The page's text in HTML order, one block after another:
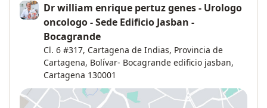
Dr william enrique pertuz genes - Urologo
oncologo - Sede Edificio Jasban -
Bocagrande
Cl. 6 #317, Cartagena de Indias, Provincia de
Cartagena, Bolívar- Bocagrande edificio jasban,
Cartagena 130001